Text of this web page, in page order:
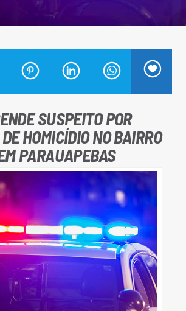
SUSPEITO POR
HOMICÍDIO NO BAIRRO
PARAUAPEBAS